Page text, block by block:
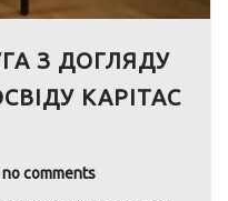
З ДОГЛЯДУ
КАРІТАС
no comments